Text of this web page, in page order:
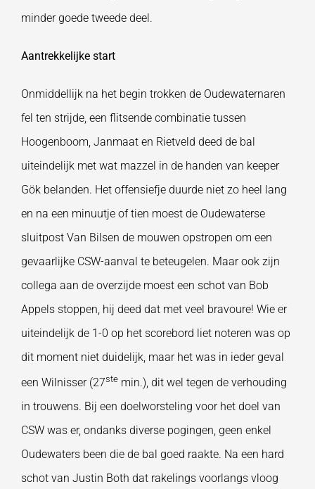
minder goede tweede deel.
Aantrekkelijke start
Onmiddellijk na het begin trokken de Oudewaternaren
fel ten strijde, een flitsende combinatie tussen
Hoogenboom, Janmaat en Rietveld deed de bal
uiteindelijk met wat mazzel in de handen van keeper
Gök belanden. Het offensiefje duurde niet zo heel lang
en na een minuutje of tien moest de Oudewaterse
sluitpost Van Bilsen de mouwen opstropen om een
gevaarlijke CSW-aanval te beteugelen. Maar ook zijn
collega aan de overzijde moest een schot van Bob
Appels stoppen, hij deed dat met veel bravoure! Wie er
uiteindelijk de 1-0 op het scorebord liet noteren was op
dit moment niet duidelijk, maar het was in ieder geval
een Wilnisser (27ste min.), dit wel tegen de verhouding
in trouwens. Bij een doelworsteling voor het doel van
CSW was er, ondanks diverse pogingen, geen enkel
Oudewaters been die de bal goed raakte. Na een hard
schot van Justin Both dat rakelings voorlangs vloog